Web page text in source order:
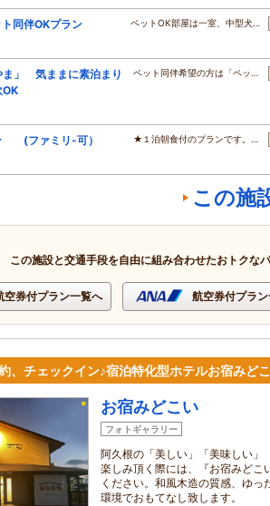
同伴OKプラン ペットOK部屋は一室、中型犬…
ま」 気ままに素泊まり
OK
ペット同伴希望の方は「ペッ…
(ファミリ-可） ★１泊朝食付のプランです。…
この施
この施設と交通手段を自由に組み合わせたおトクな
空券付プラン一覧へ 航空券付プラ
、チェックイン♪宿泊特化型ホテルお宿みど
お宿みどこい
フォトギャラリー
阿久根の「美しい」「美味しい」
楽しみ頂く際には、『お宿みどこ
ください。和風木造の質感、ゆっ
環境でおもてなし致します。